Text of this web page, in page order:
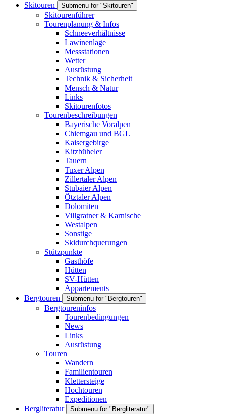
Skitouren
Submenu for "Skitouren"
Skitourenführer
Tourenplanung & Infos
Schneeverhältnisse
Lawinenlage
Messstationen
Wetter
Ausrüstung
Technik & Sicherheit
Mensch & Natur
Links
Skitourenfotos
Tourenbeschreibungen
Bayerische Voralpen
Chiemgau und BGL
Kaisergebirge
Kitzbüheler
Tauern
Tuxer Alpen
Zillertaler Alpen
Stubaier Alpen
Ötztaler Alpen
Dolomiten
Villgratner & Karnische
Westalpen
Sonstige
Skidurchquerungen
Stützpunkte
Gasthöfe
Hütten
SV-Hütten
Appartements
Bergtouren
Submenu for "Bergtouren"
Bergtoureninfos
Tourenbedingungen
News
Links
Ausrüstung
Touren
Wandern
Familientouren
Klettersteige
Hochtouren
Expeditionen
Bergliteratur
Submenu for "Bergliteratur"